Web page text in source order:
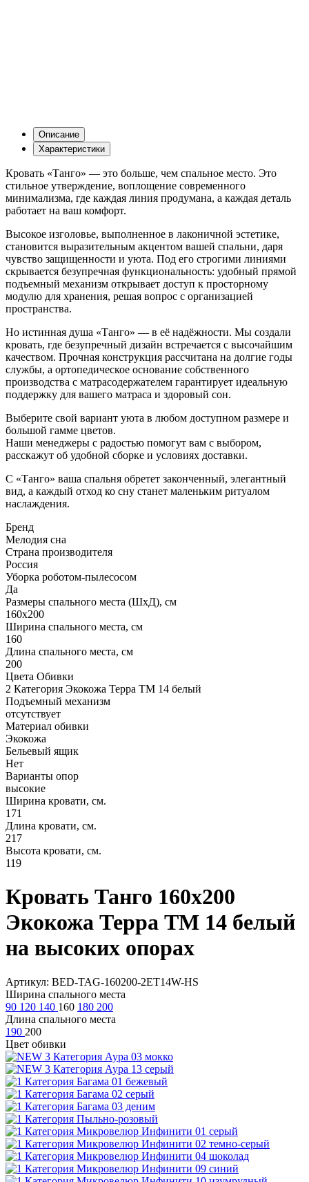
Описание
Характеристики
Кровать «Танго» — это больше, чем спальное место. Это
стильное утверждение, воплощение современного
минимализма, где каждая линия продумана, а каждая деталь
работает на ваш комфорт.
Высокое изголовье, выполненное в лаконичной эстетике,
становится выразительным акцентом вашей спальни, даря
чувство защищенности и уюта. Под его строгими линиями
скрывается безупречная функциональность: удобный прямой
подъемный механизм открывает доступ к просторному
модулю для хранения, решая вопрос с организацией
пространства.
Но истинная душа «Танго» — в её надёжности. Мы создали
кровать, где безупречный дизайн встречается с высочайшим
качеством. Прочная конструкция рассчитана на долгие годы
службы, а ортопедическое основание собственного
производства с матрасодержателем гарантирует идеальную
поддержку для вашего матраса и здоровый сон.
Выберите свой вариант уюта в любом доступном размере и
большой гамме цветов.
Наши менеджеры с радостью помогут вам с выбором,
расскажут об удобной сборке и условиях доставки.
С «Танго» ваша спальня обретет законченный, элегантный
вид, а каждый отход ко сну станет маленьким ритуалом
наслаждения.
Бренд
Мелодия сна
Страна производителя
Россия
Уборка роботом-пылесосом
Да
Размеры спального места (ШхД), см
160х200
Ширина спального места, см
160
Длина спального места, см
200
Цвета Обивки
2 Категория Экокожа Терра ТМ 14 белый
Подъемный механизм
отсутствует
Материал обивки
Экокожа
Бельевый ящик
Нет
Варианты опор
высокие
Ширина кровати, см.
171
Длина кровати, см.
217
Высота кровати, см.
119
Кровать Танго 160х200
Экокожа Терра ТМ 14 белый
на высоких опорах
Артикул: BED-TAG-160200-2ET14W-HS
Ширина спального места
90 120 140 160 180 200
Длина спального места
190 200
Цвет обивки